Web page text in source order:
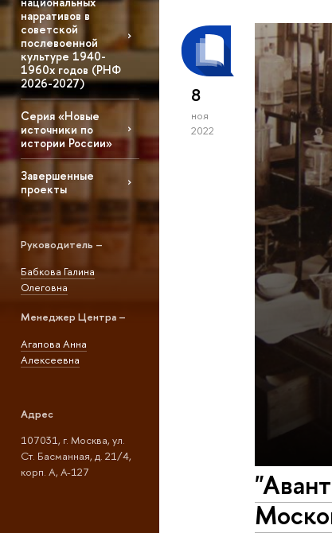
нарративов в
советской
послевоенной
культуре 1940-
1960х годов (РНФ
2026-2027)
Серия «Новые
источники по
истории России»
Завершенные
проекты
Руководитель –
Бабкова Галина
Олеговна
Менеджер Центра –
Агапова Анна
Алексеевна
Адрес
107031, г. Москва, ул.
Ст. Басманная, д. 21/4,
корп. А, А-127
8
ноя
2022